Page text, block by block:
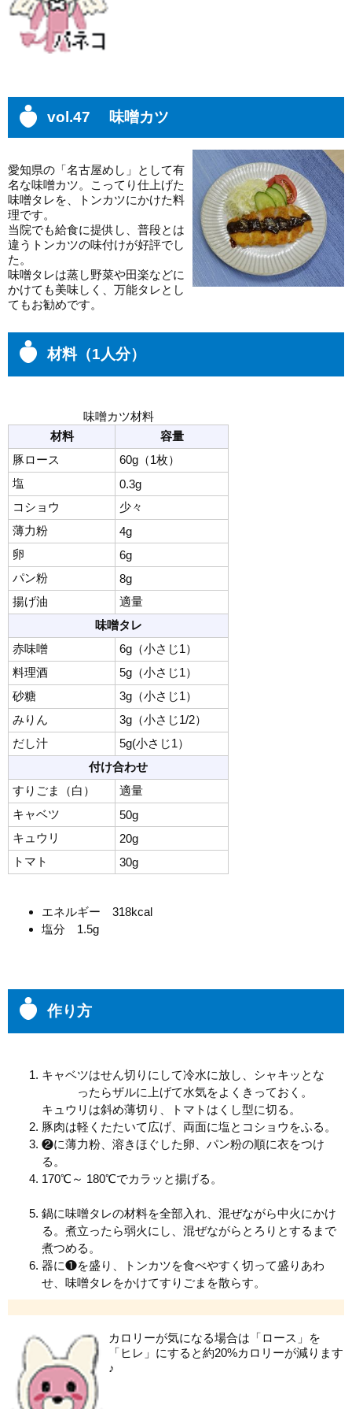
vol.47 味噌カツ
愛知県の「名古屋めし」として有
名な味噌カツ。こってり仕上げた
味噌タレを、トンカツにかけた料
理です。
当院でも給食に提供し、普段とは
違うトンカツの味付けが好評でし
た。
味噌タレは蒸し野菜や田楽などに
かけても美味しく、万能タレとし
てもお勧めです。
材料（1人分）
味噌カツ材料
材料
容量
豚ロース
60g（1枚）
塩
0.3g
コショウ
少々
薄力粉
4g
卵
6g
パン粉
8g
揚げ油
適量
味噌タレ
赤味噌
6g （小さじ1）
料理酒
5g（小さじ1）
砂糖
3g（小さじ1）
みりん
3g（小さじ1/2）
だし汁
5g(小さじ1）
付け合わせ
すりごま（白）
適量
キャベツ
50g
キュウリ
20g
トマト
30g
エネルギー 318kcal
塩分 1.5g
作り方
キャベツはせん切りにして冷水に放し、シャキッとな
ったらザルに上げて水気をよくきっておく。
キュウリは斜め薄切り、トマトはくし型に切る。
豚肉は軽くたたいて広げ、両面に塩とコショウをふる。
❷に薄力粉、溶きほぐした卵、パン粉の順に衣をつけ
る。
170℃～ 180℃でカラッと揚げる。
鍋に味噌タレの材料を全部入れ、混ぜながら中火にかけ
る。煮立ったら弱火にし、混ぜながらとろりとするまで
煮つめる。
器に❶を盛り、トンカツを食べやすく切って盛りあわ
せ、味噌タレをかけてすりごまを散らす。
カロリーが気になる場合は「ロース」を
「ヒレ」にすると約20%カロリーが減ります
♪